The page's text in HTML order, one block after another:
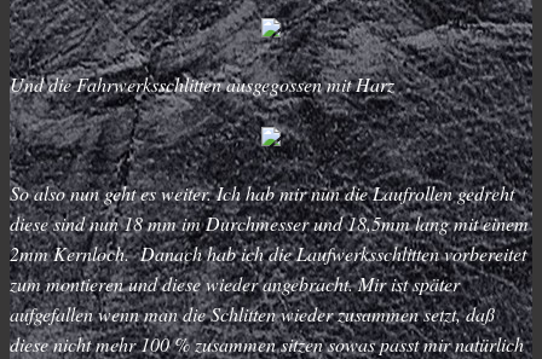
Und die Fahrwerksschlitten ausgegossen mit Harz
So also nun geht es weiter. Ich hab mir nun die Laufrollen gedreht
diese sind nun 18 mm im Durchmesser und 18,5mm lang mit einem
2mm Kernloch. Danach hab ich die Laufwerksschlitten vorbereitet
zum montieren und diese wieder angebracht. Mir ist später
aufgefallen wenn man die Schlitten wieder zusammen setzt, daß
diese nicht mehr 100 % zusammen sitzen sowas passt mir natürlich